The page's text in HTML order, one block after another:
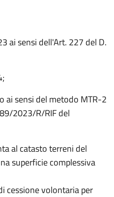
ai sensi dell'Art. 227 del D.
ai sensi del metodo MTR-2
2023/R/RIF del
al catasto terreni del
superficie complessiva
cessione volontaria per